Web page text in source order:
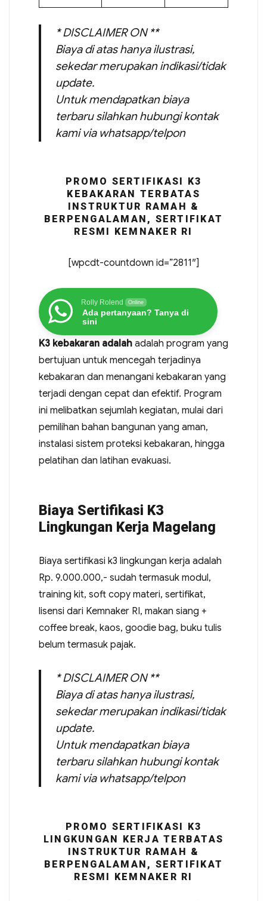
* DISCLAIMER ON **
Biaya di atas hanya ilustrasi,
sekedar merupakan indikasi/tidak
update.
Untuk mendapatkan biaya
terbaru silahkan hubungi kontak
kami via whatsapp/telpon
PROMO SERTIFIKASI K3
KEBAKARAN TERBATAS
INSTRUKTUR RAMAH &
BERPENGALAMAN, SERTIFIKAT
RESMI KEMNAKER RI
[wpcdt-countdown id=”2811″]
Rolly Rolend Online
Ada pertanyaan? Tanya di
sini
K3 kebakaran adalahadalah program yang
bertujuan untuk mencegah terjadinya
kebakaran dan menangani kebakaran yang
terjadi dengan cepat dan efektif. Program
ini melibatkan sejumlah kegiatan, mulai dari
pemilihan bahan bangunan yang aman,
instalasi sistem proteksi kebakaran, hingga
pelatihan dan latihan evakuasi.
Biaya Sertifikasi K3
Lingkungan Kerja Magelang
Biaya sertifikasi k3 lingkungan kerja adalah
Rp. 9.000.000,- sudah termasuk modul,
training kit, soft copy materi, sertifikat,
lisensi dari Kemnaker RI, makan siang +
coffee break, kaos, goodie bag, buku tulis
belum termasuk pajak.
* DISCLAIMER ON **
Biaya di atas hanya ilustrasi,
sekedar merupakan indikasi/tidak
update.
Untuk mendapatkan biaya
terbaru silahkan hubungi kontak
kami via whatsapp/telpon
PROMO SERTIFIKASI K3
LINGKUNGAN KERJA TERBATAS
INSTRUKTUR RAMAH &
BERPENGALAMAN, SERTIFIKAT
RESMI KEMNAKER RI